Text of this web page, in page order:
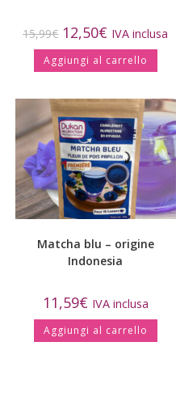
15,99€ 12,50€ IVA inclusa
Aggiungi al carrello
Matcha blu – origine
Indonesia
11,59€ IVA inclusa
Aggiungi al carrello